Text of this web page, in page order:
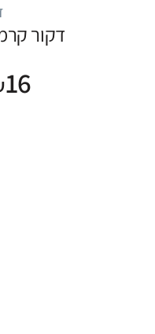
דקור
16